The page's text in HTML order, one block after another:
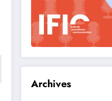
Archives